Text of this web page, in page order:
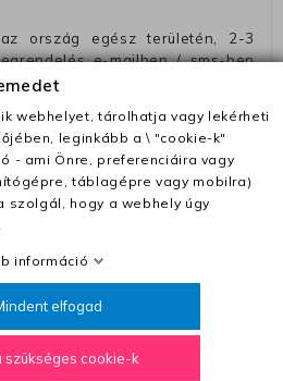
ország egész területén, 2-3
e-mailben / sms-ben
Ft utánvéttel)
Ft feletti megrendeléseknél
3780 Ft szállítási díjat
út)
küldjük a futárt, hogy vegye át
vagy más futárral is
küldött csomagot, melyne
fogadunk el. A futárnak átadott
webhelyet, tárolhatja vagy lekérheti
leginkább a \ "cookie-k"
- ami Önre, preferenciáira vagy
táblagépre vagy mobilra)
szolgál, hogy a webhely úgy
információ
elfogad
szükséges cookie-k